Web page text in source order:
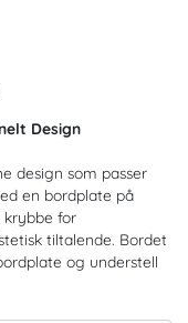
Design
design som passer
en bordplate på
krybbe for
tiltalende. Bordet
og understell